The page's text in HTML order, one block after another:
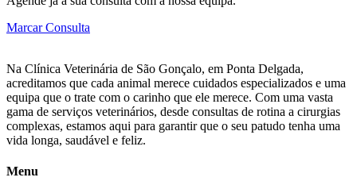
Marcar Consulta
Na Clínica Veterinária de São Gonçalo, em Ponta Delgada,
acreditamos que cada animal merece cuidados especializados e uma
equipa que o trate com o carinho que ele merece. Com uma vasta
gama de serviços veterinários, desde consultas de rotina a cirurgias
complexas, estamos aqui para garantir que o seu patudo tenha uma
vida longa, saudável e feliz.
Menu